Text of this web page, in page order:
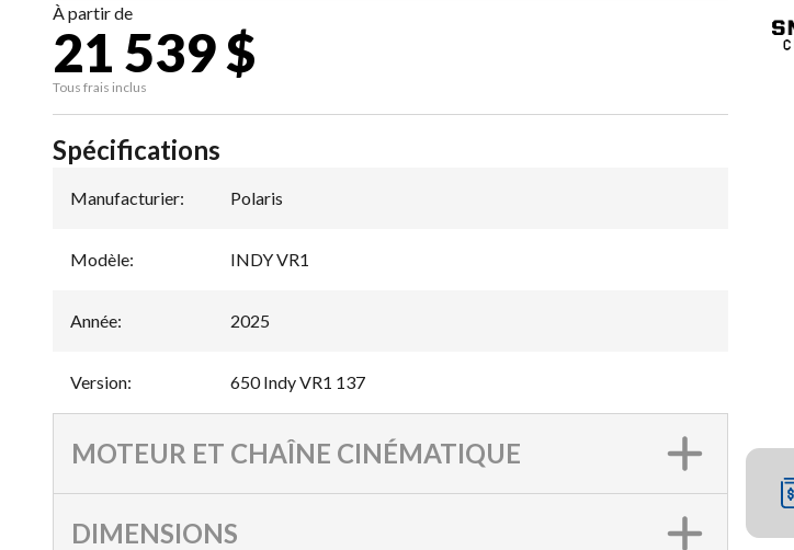
À partir de
21 539 $
Tous frais inclus
Spécifications
Manufacturier: Polaris
Modèle: INDY VR1
Année: 2025
Version: 650 Indy VR1 137
MOTEUR ET CHAÎNE CINÉMATIQUE
DIMENSIONS